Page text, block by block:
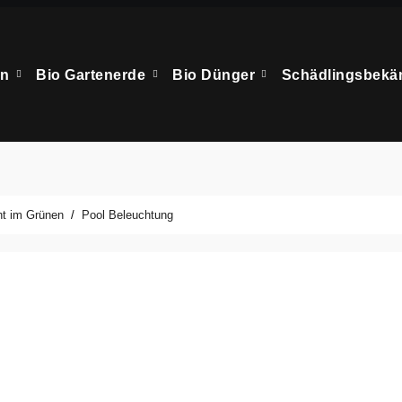
Bio Gartenerde Bio Dünger
im Grünen Pool Beleuchtung